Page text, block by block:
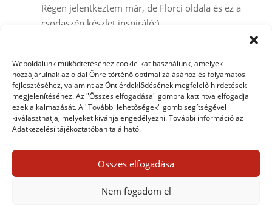
Weboldalunk működtetéséhez cookie-kat használunk, amelyek
hozzájárulnak az oldal Önre történő optimalizálásához és folyamatos
fejlesztéséhez, valamint az Önt érdeklődésének megfelelő hirdetések
megjelenítéséhez. Az "Összes elfogadása" gombra kattintva elfogadja
ezek alkalmazását. A "További lehetőségek" gomb segítségével
kiválaszthatja, melyeket kívánja engedélyezni. További információ az
Adatkezelési tájékoztatóban található.
Összes elfogadása
Nem fogadom el
Régen jelentkeztem már, de Florci oldala és ez a
csodaszép készlet inspiráló:)
krisssz 2010. október 20. szerda-n 13:15 közelében
Szia szidis! Persze, hogy lehet duplaoldal. Várjuk:)
Egy hozzászólás elküldése